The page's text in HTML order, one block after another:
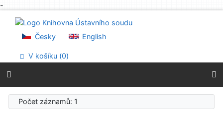
-
Přejít na menu
Prohlášení o webové přístupnosti
Česky English
V košíku (0)
Počet záznamů: 1